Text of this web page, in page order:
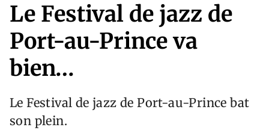
Le Festival de jazz de
Port-au-Prince va
bien…
Le Festival de jazz de Port-au-Prince bat
son plein.